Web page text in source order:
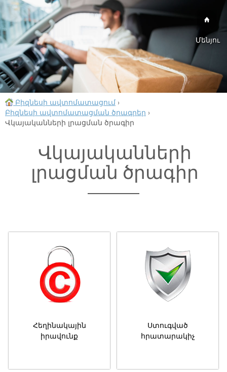
Մենյու
Բիզնեսի ավտոմատացում ›
Բիզնեսի ավտոմատացման ծրագրեր ›
Վկայականների լրացման ծրագիր
Վկայականների
լրացման ծրագիր
Հեղինակային
իրավունք
Ստուգված
հրատարակիչ